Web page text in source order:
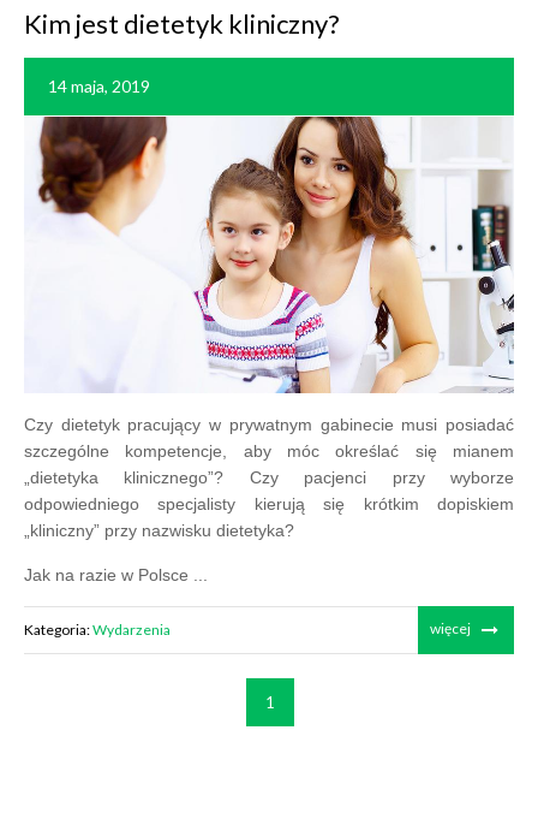
Kim jest dietetyk kliniczny?
14 maja, 2019
Czy dietetyk pracujący w prywatnym gabinecie musi posiadać
szczególne kompetencje, aby móc określać się mianem
„dietetyka klinicznego”? Czy pacjenci przy wyborze
odpowiedniego specjalisty kierują się krótkim dopiskiem
„kliniczny” przy nazwisku dietetyka?
Jak na razie w Polsce ...
Kategoria:Wydarzenia więcej
1